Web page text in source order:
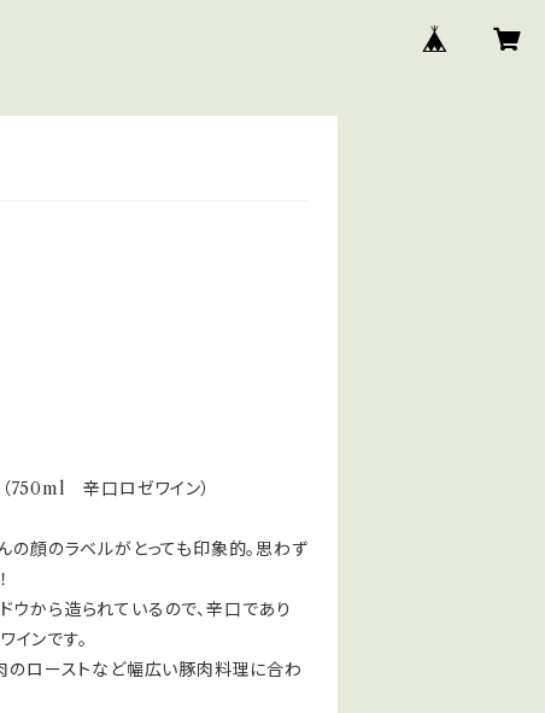
750ml 辛口ロゼワイン）
の顔のラベルがとっても印象的。思わず
ウから造られているので、辛口であり
ンです。
肉のローストなど幅広い豚肉料理に合わ